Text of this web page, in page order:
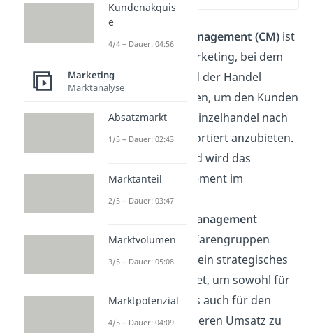
Category Management (CM) ist
ein Prinzip im Marketing, bei dem
die Hersteller und der Handel
zusammenarbeiten, um den Kunden
die Produkte im Einzelhandel nach
Warengruppen
sortiert anzubieten.
Aus diesem Grund wird das
Category Management im
Deutschen als
Warengruppenmanagement
bezeichnet. Die Warengruppen
werden dabei als ein strategisches
Element betrachtet, um sowohl für
den Hersteller, als auch für den
Handel einen höheren Umsatz zu
Kundenakquis
e
4/4 – Dauer: 04:56
Marketing
Marktanalyse
Absatzmarkt
1/5 – Dauer: 02:43
Marktanteil
2/5 – Dauer: 03:47
Marktvolumen
3/5 – Dauer: 05:08
Marktpotenzial
4/5 – Dauer: 04:09